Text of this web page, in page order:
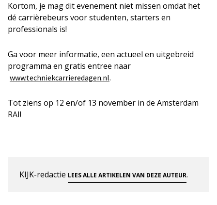
Kortom, je mag dit evenement niet missen omdat het
dé carrièrebeurs voor studenten, starters en
professionals is!
Ga voor meer informatie, een actueel en uitgebreid
programma en gratis entree naar
www.techniekcarrieredagen.nl.
Tot ziens op 12 en/of 13 november in de Amsterdam
RAI!
KIJK-redactie LEES ALLE ARTIKELEN VAN DEZE AUTEUR.